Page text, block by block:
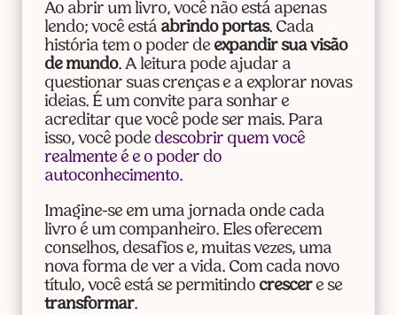
Ao abrir um livro, você não está apenas
lendo; você está abrindo portas. Cada
história tem o poder de expandir sua visão
de mundo. A leitura pode ajudar a
questionar suas crenças e a explorar novas
ideias. É um convite para sonhar e
acreditar que você pode ser mais. Para
isso, você pode descobrir quem você
realmente é e o poder do
autoconhecimento.
Imagine-se em uma jornada onde cada
livro é um companheiro. Eles oferecem
conselhos, desafios e, muitas vezes, uma
nova forma de ver a vida. Com cada novo
título, você está se permitindo crescere se
transformar.